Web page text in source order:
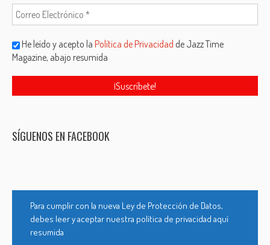
He leído y acepto laPolítica de Privacidad de Jazz Time
Magazine, abajo resumida
SÍGUENOS EN FACEBOOK
Para cumplir con la nueva Ley de Protección de Datos,
debes leer y aceptar nuestra política de privacidad aquí
resumida